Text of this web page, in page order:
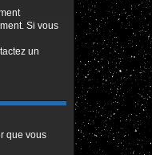
Si vous
un
que vous